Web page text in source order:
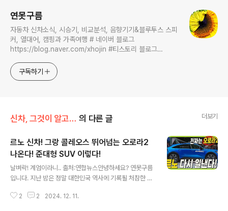
연못구름
자동차 신차소식, 시승기, 비교분석, 음향기기&블루투스 스피
커, 열대어, 캠핑과 가족여행 # 네이버 블로그
https://blog.naver.com/xhojin #티스토리 블로그
https://www.youtube.com/c/연못구름 콜라보 문의는
xhojin@naver.com 으로 주시면 신속하게 답변 드리겠습니
구독하기
신차, 그것이 알고 싶다 의 다른 글 더보기
르노 신차! 그랑 콜레오스 뛰어넘는 오로라2
나온다! 준대형 SUV 이렇다!
날벼락! 계엄이라니.. 출처:연합뉴스안녕하세요? 연못구름
입니다. 지난 밤은 정말 대한민국 역사에 기록될 처참한 날
이런 경험을 다 해보게 되는군요! 대한민국이 10년쯤 후퇴
2 2 2024. 12. 11.